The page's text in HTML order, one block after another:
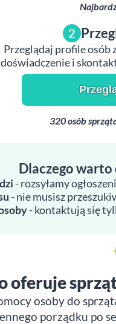
2
Przeglądaj profile osób
doświadczenie i
320 osób
Dlaczego warto
- rozsyłamy
- nie musisz
- kontaktują się
oferuje
osoby do
porządku po